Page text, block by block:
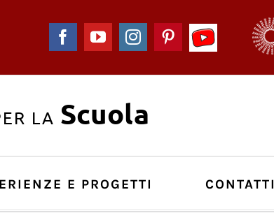
FacebookYouTubeInstagramPinterest
YouTube
-
Musei
LA Scuola
E PROGETTI CONTATTI